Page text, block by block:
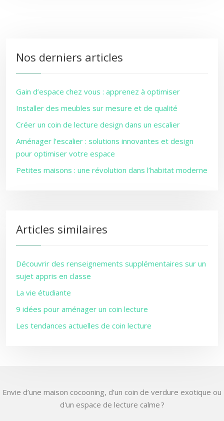
Nos derniers articles
Gain d’espace chez vous : apprenez à optimiser
Installer des meubles sur mesure et de qualité
Créer un coin de lecture design dans un escalier
Aménager l’escalier : solutions innovantes et design
pour optimiser votre espace
Petites maisons : une révolution dans l’habitat moderne
Articles similaires
Découvrir des renseignements supplémentaires sur un
sujet appris en classe
La vie étudiante
9 idées pour aménager un coin lecture
Les tendances actuelles de coin lecture
Envie d’une maison cocooning, d’un coin de verdure exotique ou
d'un espace de lecture calme ?